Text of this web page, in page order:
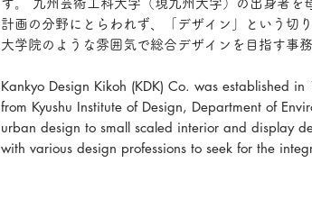
す。 九州芸術工科大学（現九州大学）の出身者を
計画の分野にとらわれず、「デザイン」という切
大学院のような雰囲気で総合デザインを目指す事務
Kankyo Design Kikoh (KDK) Co. was established
from Kyushu Institute of Design, Department of
urban design to small scaled interior and display
with various design professions to seek for the